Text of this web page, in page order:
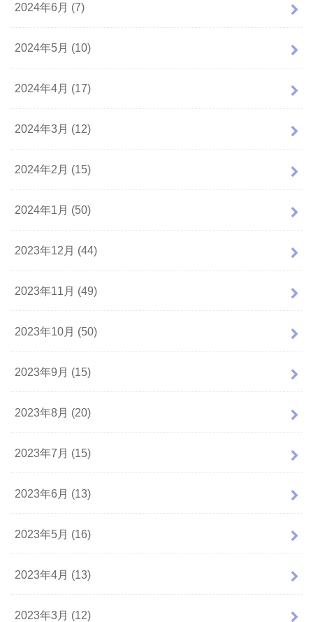
2024年6月 (7)
2024年5月 (10)
2024年4月 (17)
2024年3月 (12)
2024年2月 (15)
2024年1月 (50)
2023年12月 (44)
2023年11月 (49)
2023年10月 (50)
2023年9月 (15)
2023年8月 (20)
2023年7月 (15)
2023年6月 (13)
2023年5月 (16)
2023年4月 (13)
2023年3月 (12)